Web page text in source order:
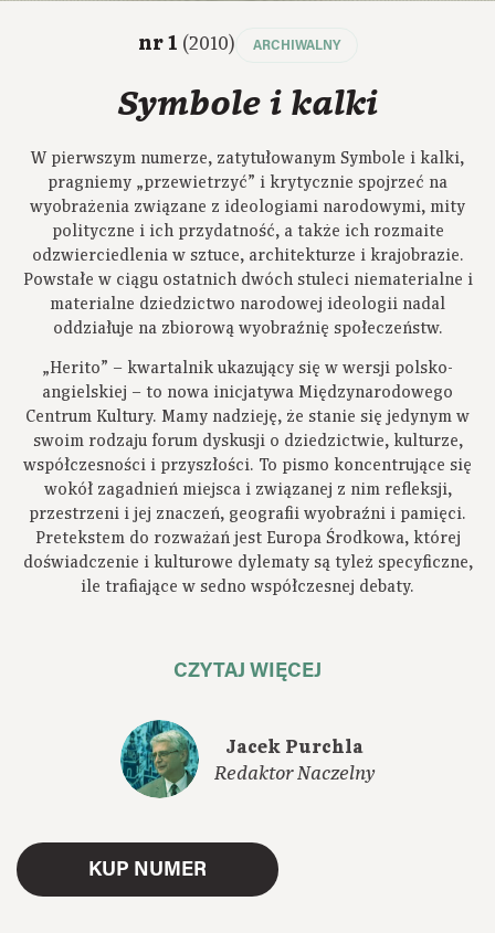
nr 1 (2010) ARCHIWALNY
Symbole i kalki
W pierwszym numerze, zatytułowanym Symbole i kalki,
pragniemy „przewietrzyć” i krytycznie spojrzeć na
wyobrażenia związane z ideologiami narodowymi, mity
polityczne i ich przydatność, a także ich rozmaite
odzwierciedlenia w sztuce, architekturze i krajobrazie.
Powstałe w ciągu ostatnich dwóch stuleci niematerialne i
materialne dziedzictwo narodowej ideologii nadal
oddziałuje na zbiorową wyobraźnię społeczeństw.
„Herito” – kwartalnik ukazujący się w wersji polsko-
angielskiej – to nowa inicjatywa Międzynarodowego
Centrum Kultury. Mamy nadzieję, że stanie się jedynym w
swoim rodzaju forum dyskusji o dziedzictwie, kulturze,
współczesności i przyszłości. To pismo koncentrujące się
wokół zagadnień miejsca i związanej z nim refleksji,
przestrzeni i jej znaczeń, geografii wyobraźni i pamięci.
Pretekstem do rozważań jest Europa Środkowa, której
doświadczenie i kulturowe dylematy są tyleż specyficzne,
ile trafiające w sedno współczesnej debaty.
CZYTAJ WIĘCEJ
Jacek Purchla
Redaktor Naczelny
KUP NUMER